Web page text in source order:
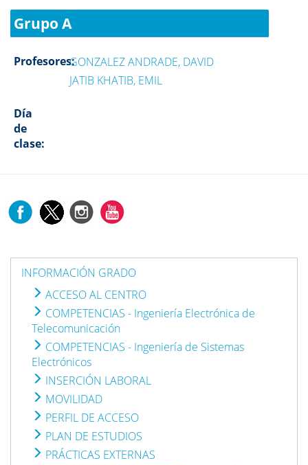
Grupo A
Profesores:GONZALEZ ANDRADE, DAVID
JATIB KHATIB, EMIL
Día
de
clase:
INFORMACIÓN GRADO
ACCESO AL CENTRO
COMPETENCIAS - Ingeniería Electrónica de
Telecomunicación
COMPETENCIAS - Ingeniería de Sistemas
Electrónicos
INSERCIÓN LABORAL
MOVILIDAD
PERFIL DE ACCESO
PLAN DE ESTUDIOS
PRÁCTICAS EXTERNAS